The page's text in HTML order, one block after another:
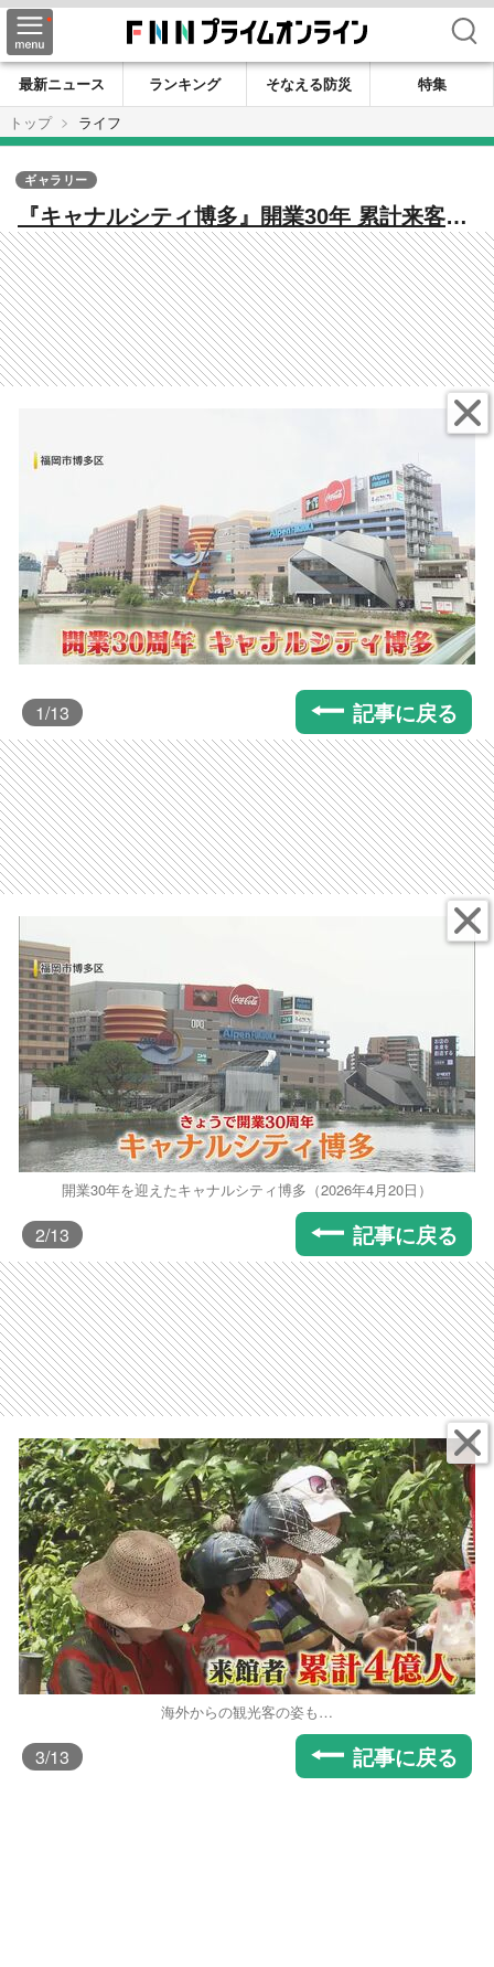
検索
最新ニュース ランキング そなえる防災
特集
トップ
ライフ
『キャナルシティ博多』開業30年 累計来客数
は4億人に 「噴水でびしょびしょになっ
て…」懐かしい思い出も 【福岡発】
ギャラリー
1/13 記事に戻る
開業30年を迎えたキャナルシティ博多（2026年4月20日）
2/13 記事に戻る
海外からの観光客の姿も…
3/13 記事に戻る